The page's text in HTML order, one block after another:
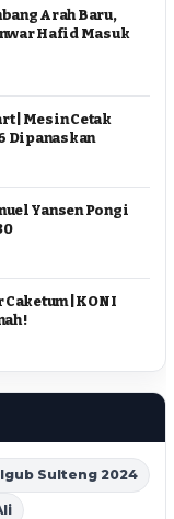
Arah Baru,
Hafid Masuk
| Mesin Cetak
Dipanaskan
Yansen Pongi
| KONI
!
Sulteng 2024